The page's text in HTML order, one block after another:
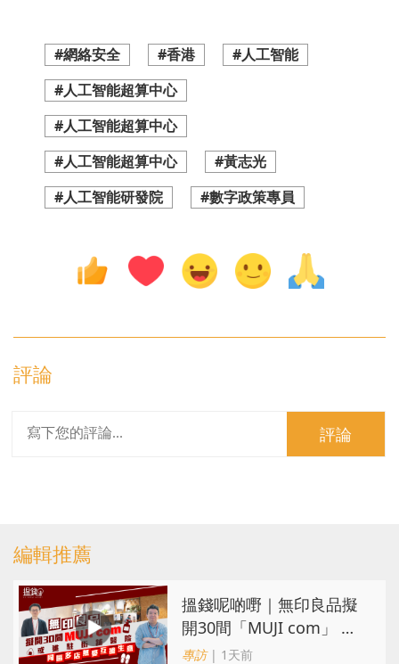
#網絡安全 #香港
#人工智能
#人工智能超算中心
#人工智能超算中心
#人工智能超算中心
#黃志光
#人工智能研發院
#數字政策專員
評論
評論
編輯推薦
搵錢呢啲嘢｜無印良品擬
開30間「MUJI com」 或
進駐街舖醫院 同區多店無
專訪| 1天前